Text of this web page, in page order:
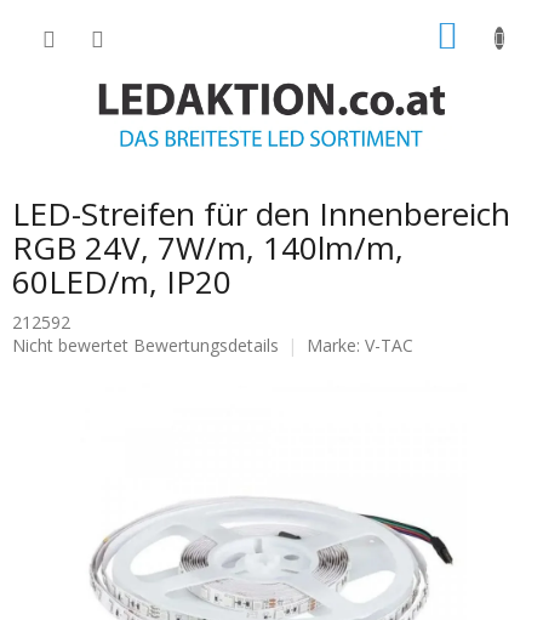
LED-Streifen für den Innenbereich
RGB 24V, 7W/m, 140lm/m,
60LED/m, IP20
212592
Die
Nicht bewertet Bewertungsdetails Marke: V-TAC